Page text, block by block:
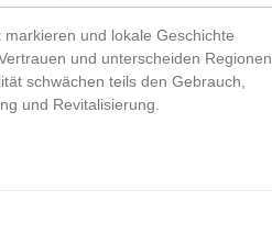
und lokale Geschichte
und unterscheiden Regionen
schwächen teils den Gebrauch,
und Revitalisierung.